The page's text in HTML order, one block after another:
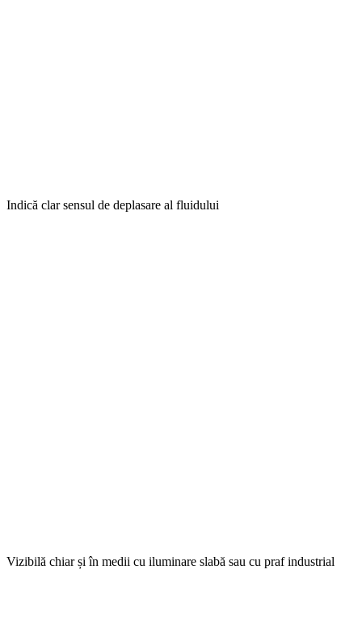
Indică clar sensul de deplasare al fluidului
Vizibilă chiar și în medii cu iluminare slabă sau cu praf industrial